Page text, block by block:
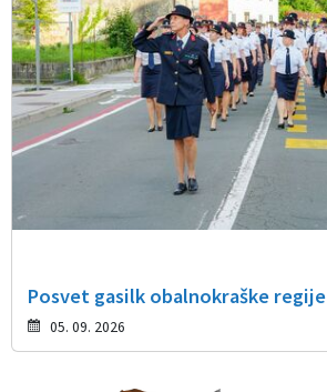
Posvet gasilk obalnokraške regije
05. 09. 2026